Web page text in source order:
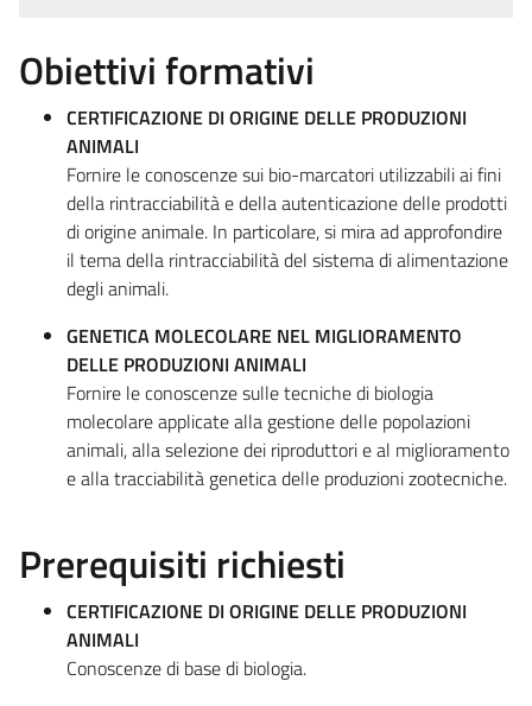
Obiettivi formativi
CERTIFICAZIONE DI ORIGINE DELLE PRODUZIONI
ANIMALI
Fornire le conoscenze sui bio-marcatori utilizzabili ai fini
della rintracciabilità e della autenticazione delle prodotti
di origine animale. In particolare, si mira ad approfondire
il tema della rintracciabilità del sistema di alimentazione
degli animali.
GENETICA MOLECOLARE NEL MIGLIORAMENTO
DELLE PRODUZIONI ANIMALI
Fornire le conoscenze sulle tecniche di biologia
molecolare applicate alla gestione delle popolazioni
animali, alla selezione dei riproduttori e al miglioramento
e alla tracciabilità genetica delle produzioni zootecniche.
Prerequisiti richiesti
CERTIFICAZIONE DI ORIGINE DELLE PRODUZIONI
ANIMALI
Conoscenze di base di biologia.